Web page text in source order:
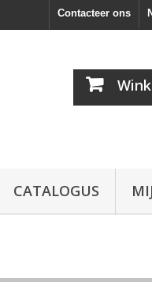
Contacteer ons
CATALOGUS